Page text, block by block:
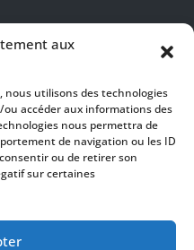
aux
nous utilisons des technologies
accéder aux informations des
nous permettra de
de navigation ou les ID
ou de retirer son
sur certaines